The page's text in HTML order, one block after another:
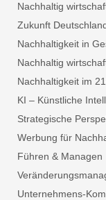
Nachhaltig
Zukunft
Nachhaltigkeit in
Nachhaltig
Nachhaltigkeit im
KI – Künstliche
Strategische
Werbung für
Führen & Managen
Unternehmens-